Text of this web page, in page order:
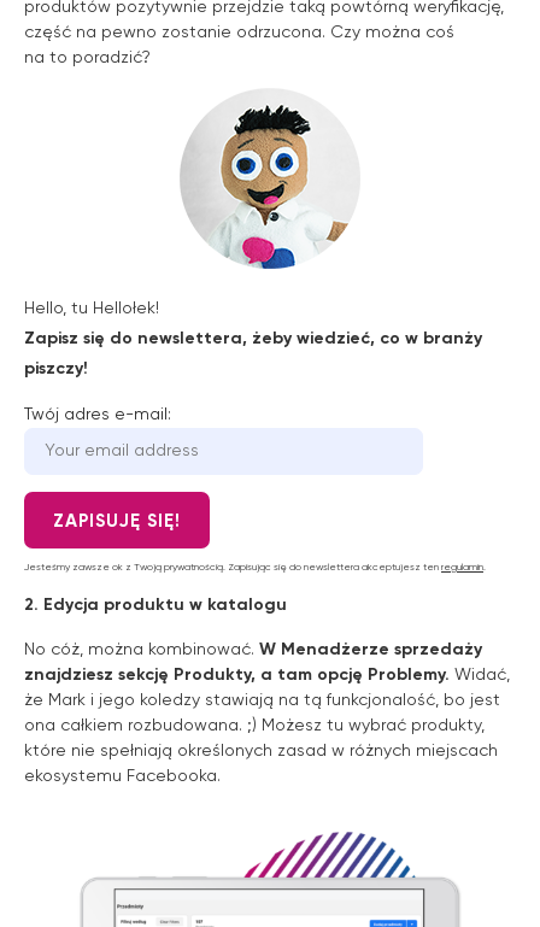
produktów pozytywnie przejdzie taką powtórną weryfikację,
część na pewno zostanie odrzucona. Czy można coś
na to poradzić?
Hello, tu Hellołek!
Zapisz się do newslettera, żeby wiedzieć, co w branży
piszczy!
Twój adres e-mail:
Jesteśmy zawsze ok z Twoją prywatnością. Zapisując się do newslettera akceptujesz ten regulamin.
2. Edycja produktu w katalogu
No cóż, można kombinować. W Menadżerze sprzedaży
znajdziesz sekcję Produkty, a tam opcję Problemy. Widać,
że Mark i jego koledzy stawiają na tą funkcjonalość, bo jest
ona całkiem rozbudowana. ;) Możesz tu wybrać produkty,
które nie spełniają określonych zasad w różnych miejscach
ekosystemu Facebooka.